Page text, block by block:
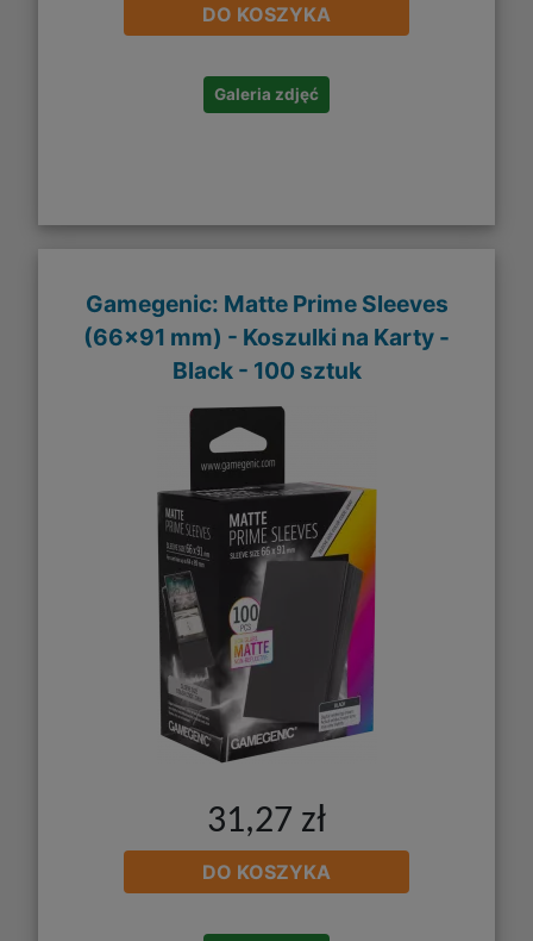
DO KOSZYKA
Galeria zdjęć
Gamegenic: Matte Prime Sleeves
(66x91 mm) - Koszulki na Karty -
Black - 100 sztuk
31,27 zł
DO KOSZYKA